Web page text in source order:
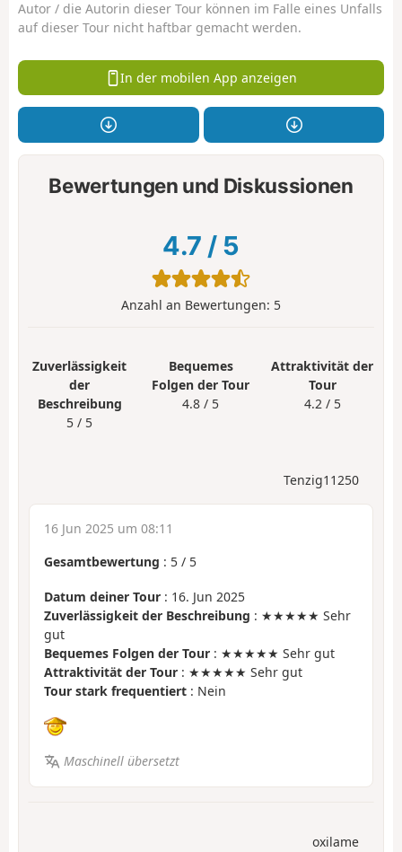
Autor / die Autorin dieser Tour können im Falle eines Unfalls
auf dieser Tour nicht haftbar gemacht werden.
In der mobilen App anzeigen
Bewertungen und Diskussionen
4.7 / 5
Anzahl an Bewertungen: 5
Zuverlässigkeit
der
Beschreibung
5 / 5
Bequemes
Folgen der Tour
4.8 / 5
Attraktivität der
Tour
4.2 / 5
Tenzig11250
16 Jun 2025 um 08:11
Gesamtbewertung : 5 / 5
Datum deiner Tour : 16. Jun 2025
Zuverlässigkeit der Beschreibung : ★★★★★ Sehr
gut
Bequemes Folgen der Tour : ★★★★★ Sehr gut
Attraktivität der Tour : ★★★★★ Sehr gut
Tour stark frequentiert : Nein
Maschinell übersetzt
oxilame